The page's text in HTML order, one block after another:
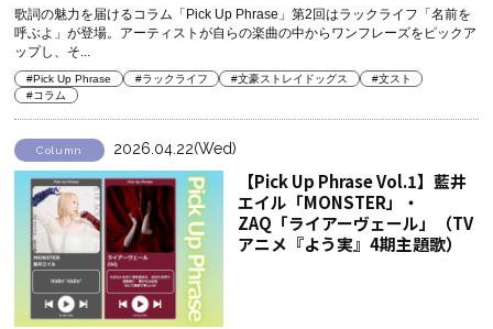
歌詞の魅力を届けるコラム「Pick Up Phrase」第2回はラックライフ「名前を
呼ぶよ」が登場。アーティストが自らの楽曲の中からワンフレーズをピックア
ップし、そ...
#Pick Up Phrase #ラックライフ #文豪ストレイドッグス
#文スト
#コラム
Column 2026.04.22(Wed)
【Pick Up Phrase Vol.1】藍井
エイル「MONSTER」・
ZAQ「ライアーヴェール」（TV
アニメ『よう実』4期主題歌）